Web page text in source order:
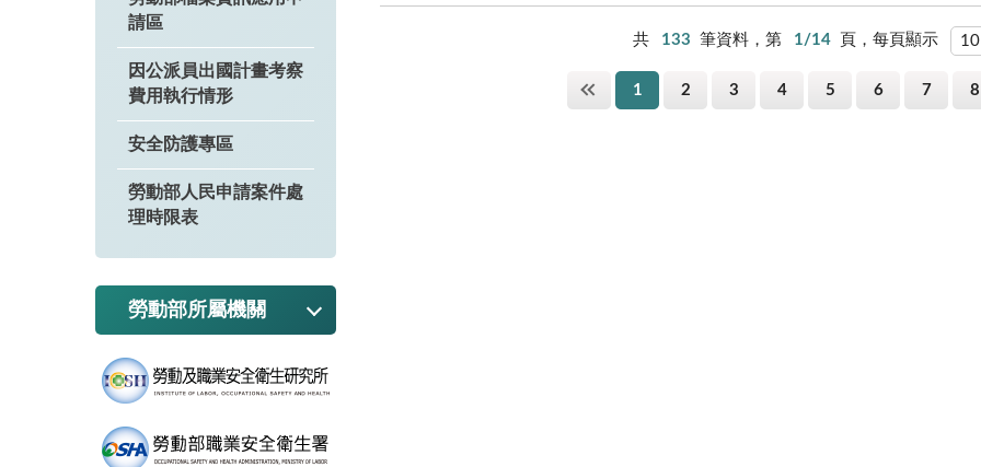
請區
因公派員出國計畫考察
費用執行情形
安全防護專區
勞動部人民申請案件處
理時限表
勞動部所屬機關
共 133 筆資料，第 1/14 頁，每頁顯示
1 2 3 4 5 6 7 8